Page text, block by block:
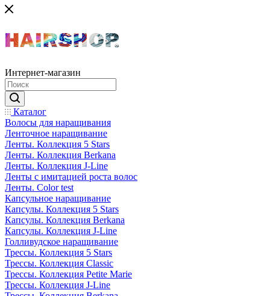
Интернет-магазин
Каталог
Волосы для наращивания
Ленточное наращивание
Ленты. Коллекция 5 Stars
Ленты. Коллекция Berkana
Ленты. Коллекция J-Line
Ленты с имитацией роста волос
Ленты. Color test
Капсульное наращивание
Капсулы. Коллекция 5 Stars
Капсулы. Коллекция Berkana
Капсулы. Коллекция J-Line
Голливудское наращивание
Трессы. Коллекция 5 Stars
Трессы. Коллекция Classic
Трессы. Коллекция Petite Marie
Трессы. Коллекция J-Line